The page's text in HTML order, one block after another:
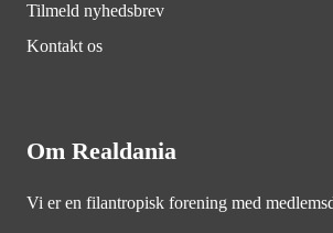
Tilmeld nyhedsbrev
Kontakt os
Om Realdania
Vi er en filantropisk forening med